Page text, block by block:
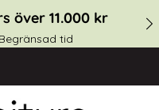
över 11.000 kr
Begränsad tid